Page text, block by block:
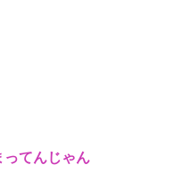
ってんじゃん